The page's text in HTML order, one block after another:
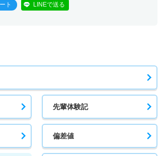
ト LINEで送る
先輩体験記
偏差値